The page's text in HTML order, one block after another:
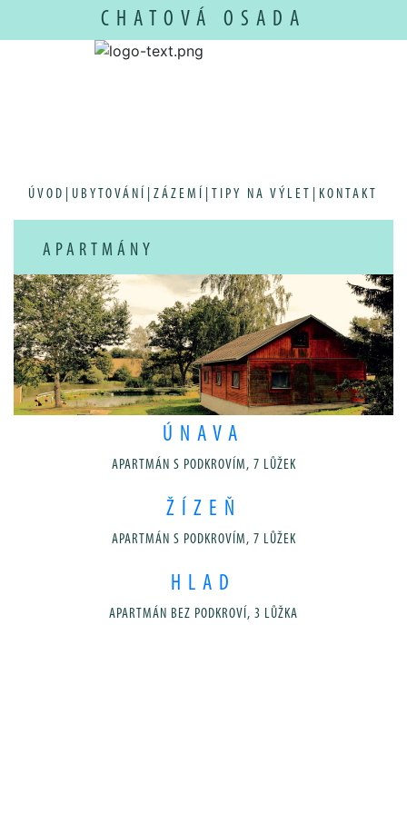
CHATOVÁ OSADA
ÚVOD UBYTOVÁNÍ ZÁZEMÍ TIPY NA VÝLET KONTAKT
APARTMÁNY
ÚNAVA
APARTMÁN S PODKROVÍM, 7 LŮŽEK
ŽÍZEŇ
APARTMÁN S PODKROVÍM, 7 LŮŽEK
HLAD
APARTMÁN BEZ PODKROVÍ, 3 LŮŽKA